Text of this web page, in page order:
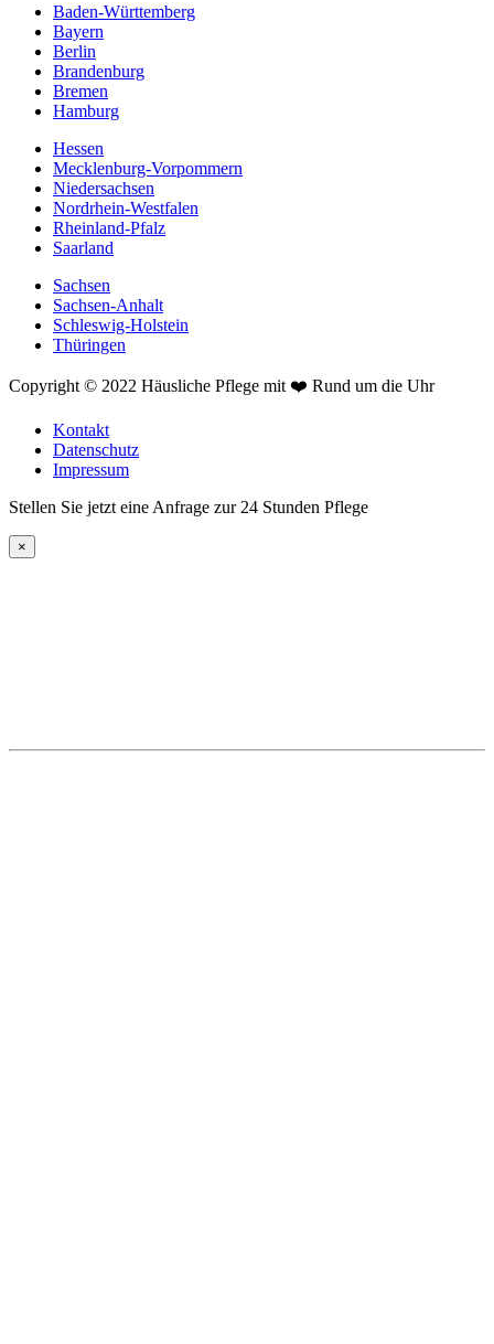
Baden-Württemberg
Bayern
Berlin
Brandenburg
Bremen
Hamburg
Hessen
Mecklenburg-Vorpommern
Niedersachsen
Nordrhein-Westfalen
Rheinland-Pfalz
Saarland
Sachsen
Sachsen-Anhalt
Schleswig-Holstein
Thüringen
Copyright © 2022 Häusliche Pflege mit ❤️ Rund um die Uhr
Kontakt
Datenschutz
Impressum
Stellen Sie jetzt eine Anfrage zur 24 Stunden Pflege
×